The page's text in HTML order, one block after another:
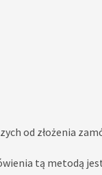
od złożenia
tą metodą